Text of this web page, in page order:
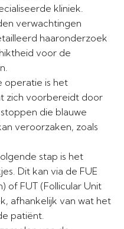
kliniek.
verwachtingen
haaronderzoek
voor de
operatie is het
zich voorbereidt door
die blauwe
veroorzaken, zoals
stap is het
Dit kan via de FUE
of FUT (Follicular Unit
afhankelijk van wat het
patiënt.